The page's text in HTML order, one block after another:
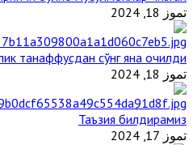
تموز 18, 2024
танаффусдан сўнг яна очилди
تموز 18, 2024
Таъзия билдирамиз
تموز 17, 2024